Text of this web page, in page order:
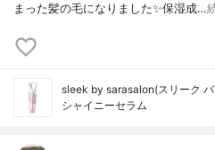
まった髪の毛になりました✨保湿成…
sleek by sarasalon(スリーク
シャイニーセラム